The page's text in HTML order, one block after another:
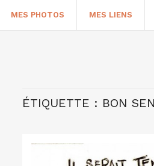
MES PHOTOS MES LIENS
ÉTIQUETTE : BON